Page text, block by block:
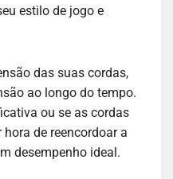
estilo de jogo e
das suas cordas,
ao longo do tempo.
ou se as cordas
de reencordoar a
desempenho ideal.